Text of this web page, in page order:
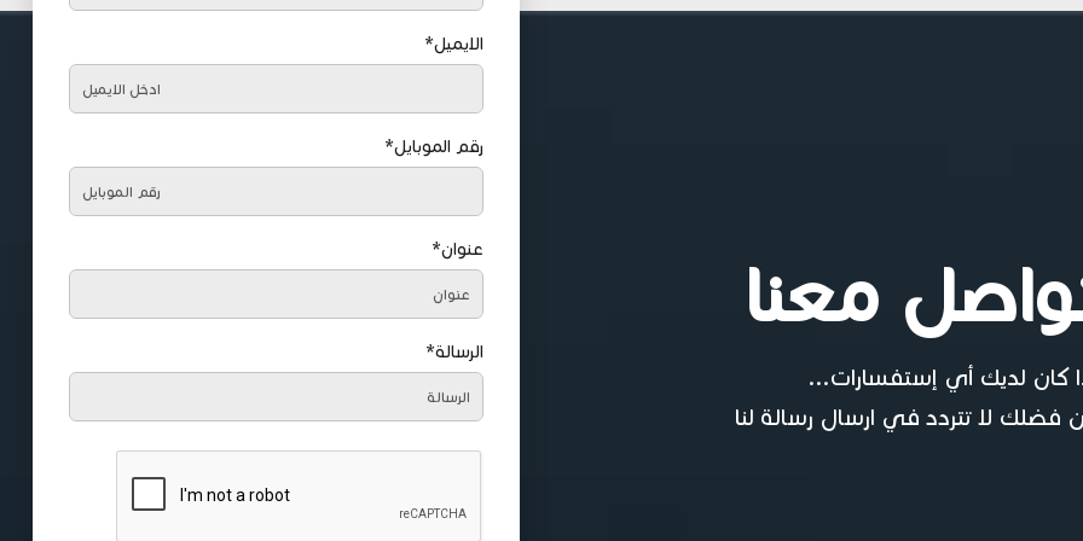
معنا
كان لديك أي إستفسارات...
فضلك لا تتردد في ارسال رسالة لنا
الايميل*
رقم الموبايل*
عنوان*
الرسالة*